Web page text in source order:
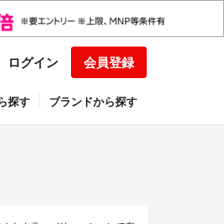
ログイン 会員登録
探す ブランドから探す